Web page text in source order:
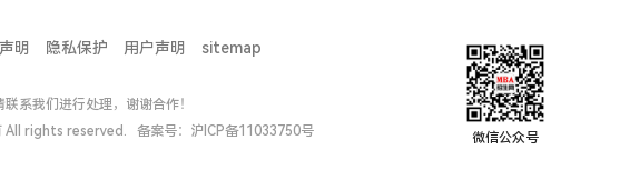
明 隐私保护 用户声明 sitemap
系我们进行处理，谢谢合作！
rights reserved. 备案号：
沪ICP备11033750号 微信公众号